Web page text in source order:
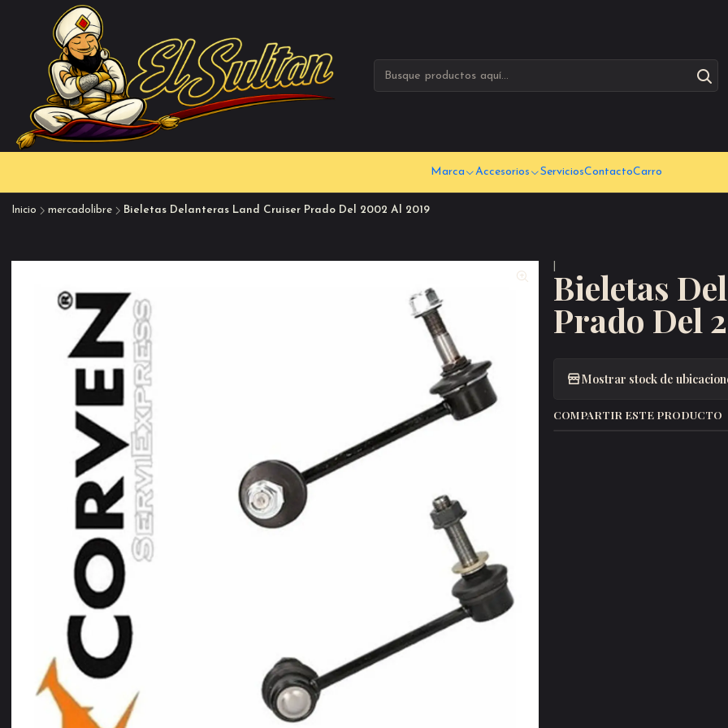
Marca Accesorios ServiciosContactoCarro
Inicio mercadolibre Bieletas Delanteras Land Cruiser Prado Del 2002 Al 2019
Bieletas
Prado Del
Mostrar stock de
COMPARTIR ESTE PRODUCTO